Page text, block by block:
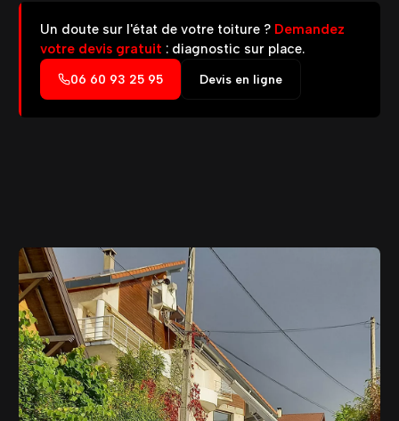
Un doute sur l'état de votre toiture ? Demandez
votre devis gratuit : diagnostic sur place.
06 60 93 25 95 Devis en ligne